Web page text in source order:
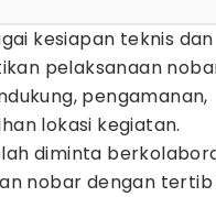
kesiapan teknis dan
pelaksanaan
pengamanan,
lokasi kegiatan.
diminta
nobar dengan tertib